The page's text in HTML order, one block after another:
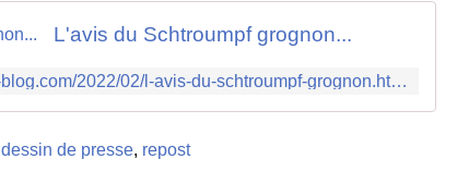
L'avis du Schtroumpf grognon...
http://dessinsmisslilou.over-blog.com/2022/02/l-avis-du-schtroumpf-grognon.html
dessin de presse, repost